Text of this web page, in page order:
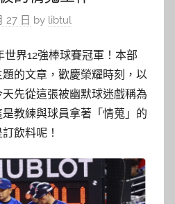
27 日 by libtul
界12強棒球賽冠軍！本部
的文章，歡慶榮耀時刻，以
先從這張被幽默球迷戲稱為
教練與球員拿著「情蒐」的
飲料呢！